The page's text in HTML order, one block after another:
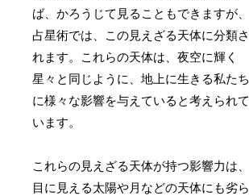
ば、かろうじて見ることもできますが、
占星術では、この見えざる天体に分類さ
れます。これらの天体は、夜空に輝く
星々と同じように、地上に生きる私たち
に様々な影響を与えていると考えられて
います。
これらの見えざる天体が持つ影響力は、
目に見える太陽や月などの天体にも劣ら